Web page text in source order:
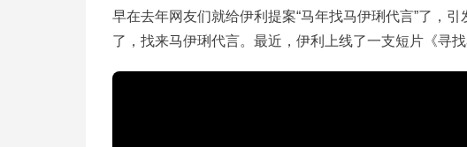
早在去年网友们就给伊利提案“马年找马伊琍代言”了，
了，找来马伊琍代言。最近，伊利上线了一支短片《寻